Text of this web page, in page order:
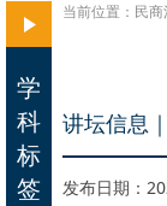
当前位置： 民
讲坛信息
发布日期：
学
科
标
签